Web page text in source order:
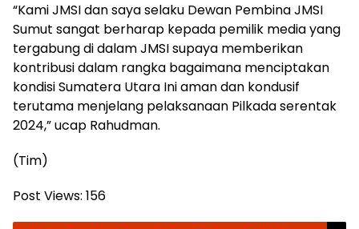
“Kami JMSI dan saya selaku Dewan Pembina JMSI
Sumut sangat berharap kepada pemilik media yang
tergabung di dalam JMSI supaya memberikan
kontribusi dalam rangka bagaimana menciptakan
kondisi Sumatera Utara Ini aman dan kondusif
terutama menjelang pelaksanaan Pilkada serentak
2024,” ucap Rahudman.
(Tim)
Post Views: 156